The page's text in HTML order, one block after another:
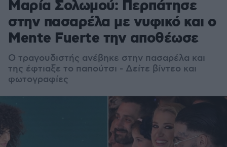
Μαρία Σολωμού: Περπάτησε
στην πασαρέλα με νυφικό και ο
Mente Fuerte την αποθέωσε
Ο τραγουδιστής ανέβηκε στην πασαρέλα και
της έφτιαξε το παπούτσι - Δείτε βίντεο και
φωτογραφίες